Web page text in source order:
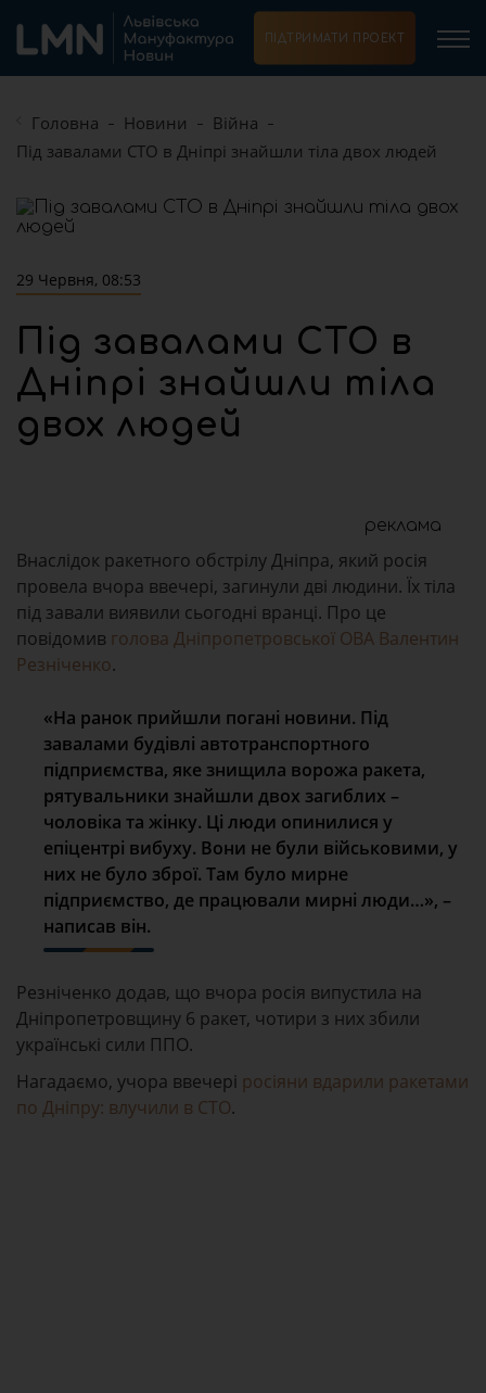
ПІДТРИМАТИ ПРОЕКТ
Головна Новини
Війна
Під завалами СТО в Дніпрі знайшли тіла двох людей
29 Червня, 08:53
Під завалами СТО в
Дніпрі знайшли тіла
двох людей
реклама
Внаслідок ракетного обстрілу Дніпра, який росія
провела вчора ввечері, загинули дві людини. Їх тіла
під завали виявили сьогодні вранці. Про це
повідомив голова Дніпропетровської ОВА Валентин
Резніченко.
«На ранок прийшли погані новини. Під
завалами будівлі автотранспортного
підприємства, яке знищила ворожа ракета,
рятувальники знайшли двох загиблих –
чоловіка та жінку. Ці люди опинилися у
епіцентрі вибуху. Вони не були військовими, у
них не було зброї. Там було мирне
підприємство, де працювали мирні люди…», –
написав він.
Резніченко додав, що вчора росія випустила на
Дніпропетровщину 6 ракет, чотири з них збили
українські сили ППО.
Нагадаємо, учора ввечері росіяни вдарили ракетами
по Дніпру: влучили в СТО.